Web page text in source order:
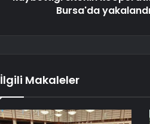
Bursa'da yakalandı
İlgili Makaleler